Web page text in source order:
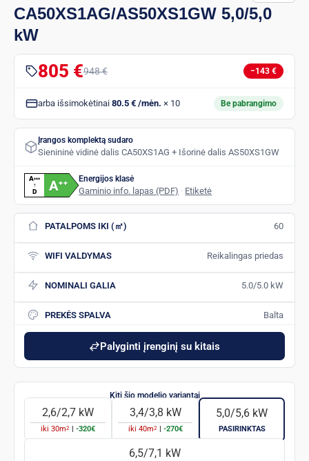
CA50XS1AG/AS50XS1GW 5,0/5,0
kW
805 €948 € −143 €
arba išsimokėtinai 80.5 € /mėn. × 10 Be pabrangimo
Įrangos komplektą sudaro
Sienininė vidinė dalis CA50XS1AG + Išorinė dalis AS50XS1GW
A+++
↑
D A++ Energijos klasė
Gaminio info. lapas (PDF) · Etiketė
PATALPOMS IKI (㎡) 60
WIFI VALDYMAS Reikalingas priedas
NOMINALI GALIA 5.0/5.0 kW
PREKĖS SPALVA Balta
Palyginti įrenginį su kitais
2,6/2,7 kW
iki 30m2 -320€
3,4/3,8 kW
iki 40m2 -270€
5,0/5,6 kW
PASIRINKTAS
6,5/7,1 kW